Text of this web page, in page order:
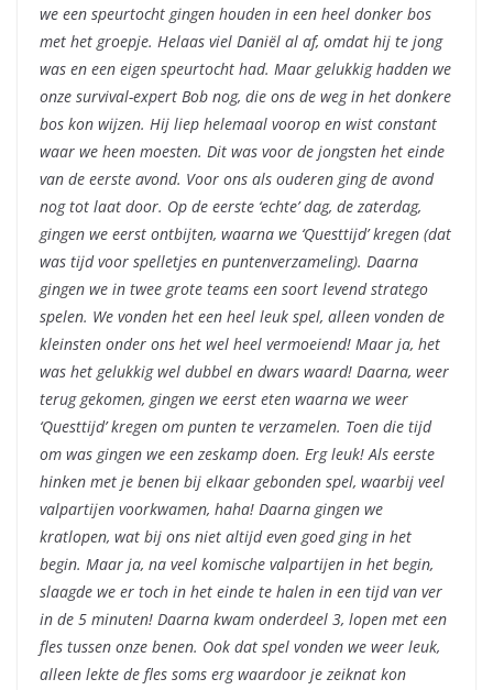
we een speurtocht gingen houden in een heel donker bos
met het groepje. Helaas viel Daniël al af, omdat hij te jong
was en een eigen speurtocht had. Maar gelukkig hadden we
onze survival-expert Bob nog, die ons de weg in het donkere
bos kon wijzen. Hij liep helemaal voorop en wist constant
waar we heen moesten. Dit was voor de jongsten het einde
van de eerste avond. Voor ons als ouderen ging de avond
nog tot laat door. Op de eerste ‘echte’ dag, de zaterdag,
gingen we eerst ontbijten, waarna we ‘Questtijd’ kregen (dat
was tijd voor spelletjes en puntenverzameling). Daarna
gingen we in twee grote teams een soort levend stratego
spelen. We vonden het een heel leuk spel, alleen vonden de
kleinsten onder ons het wel heel vermoeiend! Maar ja, het
was het gelukkig wel dubbel en dwars waard! Daarna, weer
terug gekomen, gingen we eerst eten waarna we weer
‘Questtijd’ kregen om punten te verzamelen. Toen die tijd
om was gingen we een zeskamp doen. Erg leuk! Als eerste
hinken met je benen bij elkaar gebonden spel, waarbij veel
valpartijen voorkwamen, haha! Daarna gingen we
kratlopen, wat bij ons niet altijd even goed ging in het
begin. Maar ja, na veel komische valpartijen in het begin,
slaagde we er toch in het einde te halen in een tijd van ver
in de 5 minuten! Daarna kwam onderdeel 3, lopen met een
fles tussen onze benen. Ook dat spel vonden we weer leuk,
alleen lekte de fles soms erg waardoor je zeiknat kon